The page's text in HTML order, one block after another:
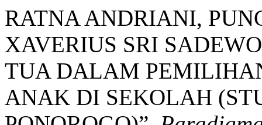
RATNA ANDRIANI,
XAVERIUS SRI
TUA DALAM
ANAK DI SEKOLAH